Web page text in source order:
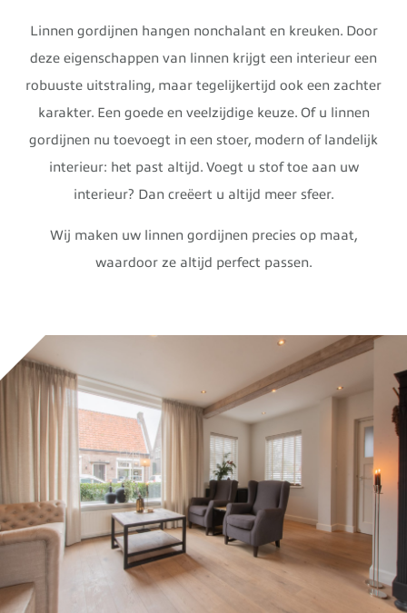
Linnen gordijnen hangen nonchalant en kreuken. Door
deze eigenschappen van linnen krijgt een interieur een
robuuste uitstraling, maar tegelijkertijd ook een zachter
karakter. Een goede en veelzijdige keuze. Of u linnen
gordijnen nu toevoegt in een stoer, modern of landelijk
interieur: het past altijd. Voegt u stof toe aan uw
interieur? Dan creëert u altijd meer sfeer.
Wij maken uw linnen gordijnen precies op maat,
waardoor ze altijd perfect passen.